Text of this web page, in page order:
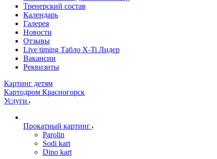
Тренерский состав
Календарь
Галерея
Новости
Отзывы
Live timing Табло X-Ti Лидер
Вакансии
Реквизиты
Картинг детям
Картодром Красногорск
Услуги
Прокатный картинг
Parolin
Sodi kart
Dino kart